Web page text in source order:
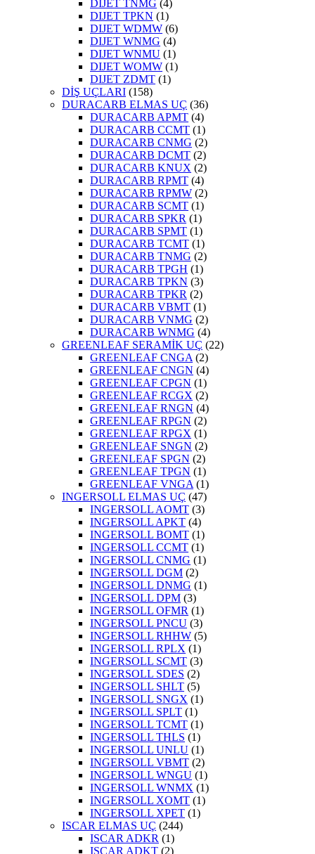
DIJET TNMG (4)
DIJET TPKN (1)
DIJET WDMW (6)
DIJET WNMG (4)
DIJET WNMU (1)
DIJET WOMW (1)
DIJET ZDMT (1)
DİŞ UÇLARI (158)
DURACARB ELMAS UÇ (36)
DURACARB APMT (4)
DURACARB CCMT (1)
DURACARB CNMG (2)
DURACARB DCMT (2)
DURACARB KNUX (2)
DURACARB RPMT (4)
DURACARB RPMW (2)
DURACARB SCMT (1)
DURACARB SPKR (1)
DURACARB SPMT (1)
DURACARB TCMT (1)
DURACARB TNMG (2)
DURACARB TPGH (1)
DURACARB TPKN (3)
DURACARB TPKR (2)
DURACARB VBMT (1)
DURACARB VNMG (2)
DURACARB WNMG (4)
GREENLEAF SERAMİK UÇ (22)
GREENLEAF CNGA (2)
GREENLEAF CNGN (4)
GREENLEAF CPGN (1)
GREENLEAF RCGX (2)
GREENLEAF RNGN (4)
GREENLEAF RPGN (2)
GREENLEAF RPGX (1)
GREENLEAF SNGN (2)
GREENLEAF SPGN (2)
GREENLEAF TPGN (1)
GREENLEAF VNGA (1)
INGERSOLL ELMAS UÇ (47)
INGERSOLL AOMT (3)
INGERSOLL APKT (4)
INGERSOLL BOMT (1)
INGERSOLL CCMT (1)
INGERSOLL CNMG (1)
INGERSOLL DGM (2)
INGERSOLL DNMG (1)
INGERSOLL DPM (3)
INGERSOLL OFMR (1)
INGERSOLL PNCU (3)
INGERSOLL RHHW (5)
INGERSOLL RPLX (1)
INGERSOLL SCMT (3)
INGERSOLL SDES (2)
INGERSOLL SHLT (5)
INGERSOLL SNGX (1)
INGERSOLL SPLT (1)
INGERSOLL TCMT (1)
INGERSOLL THLS (1)
INGERSOLL UNLU (1)
INGERSOLL VBMT (2)
INGERSOLL WNGU (1)
INGERSOLL WNMX (1)
INGERSOLL XOMT (1)
INGERSOLL XPET (1)
ISCAR ELMAS UÇ (244)
ISCAR ADKR (1)
ISCAR ADKT (2)